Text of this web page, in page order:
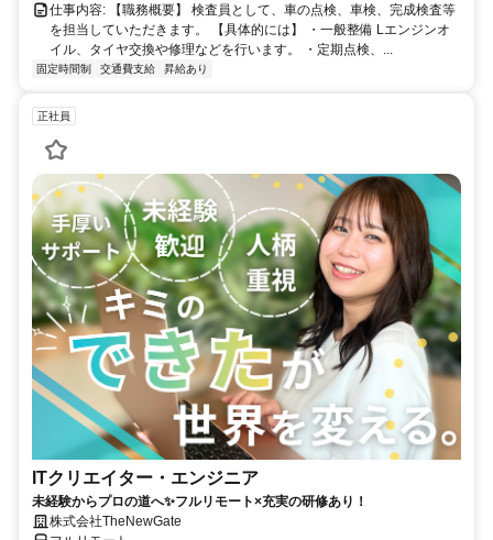
仕事内容: 【職務概要】 検査員として、車の点検、車検、完成検査等
を担当していただきます。 【具体的には】 ・一般整備 Lエンジンオ
イル、タイヤ交換や修理などを行います。 ・定期点検、...
固定時間制 交通費支給 昇給あり
正社員
ITクリエイター・エンジニア
未経験からプロの道へ✨フルリモート×充実の研修あり！
株式会社TheNewGate